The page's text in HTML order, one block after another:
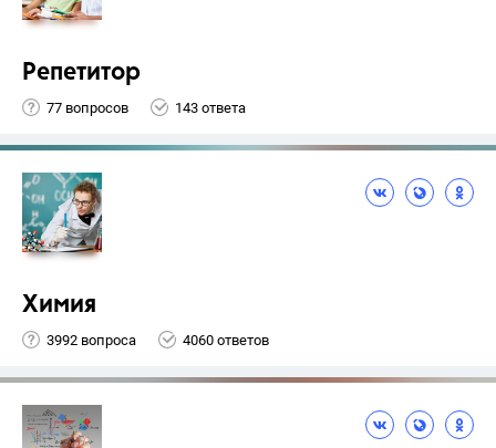
Репетитор
77 вопросов 143 ответа
Химия
3992 вопроса 4060 ответов